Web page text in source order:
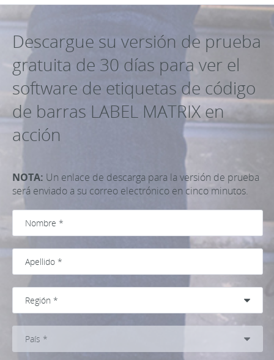
Descargue su versión de prueba
gratuita de 30 días para ver el
software de etiquetas de código
de barras LABEL MATRIX en
acción
NOTA: Un enlace de descarga para la versión de prueba
será enviado a su correo electrónico en cinco minutos.